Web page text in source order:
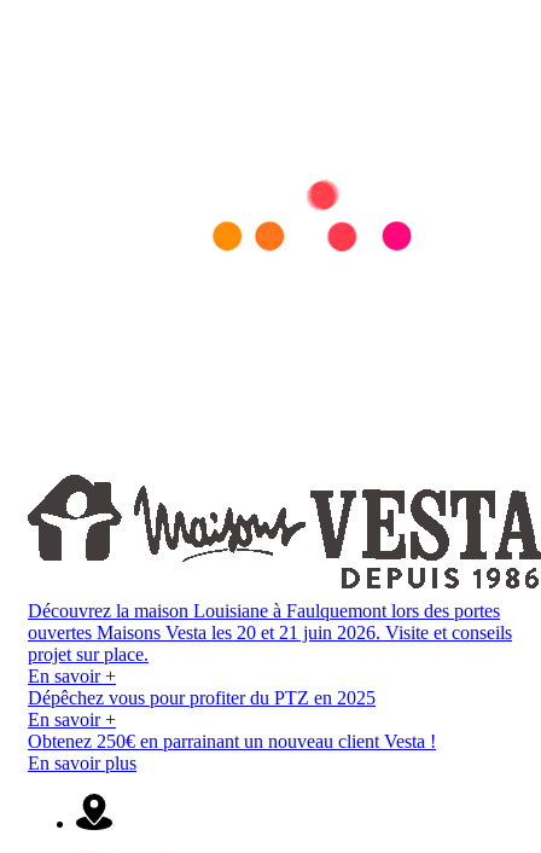
Découvrez la maison Louisiane à Faulquemont lors des portes
ouvertes Maisons Vesta les 20 et 21 juin 2026. Visite et conseils
projet sur place.
En savoir +
Dépêchez vous pour profiter du PTZ en 2025
En savoir +
Obtenez 250€ en parrainant un nouveau client Vesta !
En savoir plus